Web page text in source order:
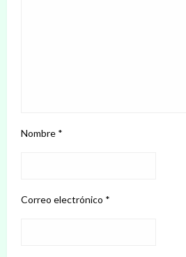
Nombre *
Correo electrónico *